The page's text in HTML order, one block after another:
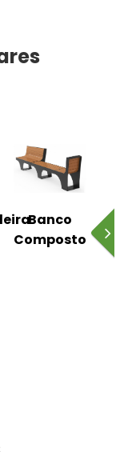
Banco
Composto